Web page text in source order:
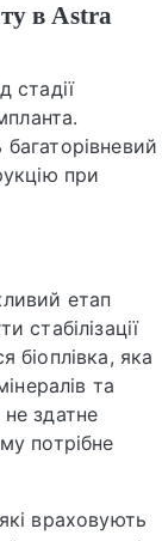
в Astra
стадії
при
етап
стабілізації
біоплівка, яка
та
здатне
потрібне
враховують